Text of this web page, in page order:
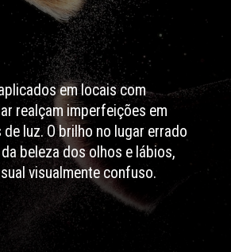
em locais com
realçam imperfeições em
luz. O brilho no lugar errado
beleza dos olhos e lábios,
visualmente confuso.